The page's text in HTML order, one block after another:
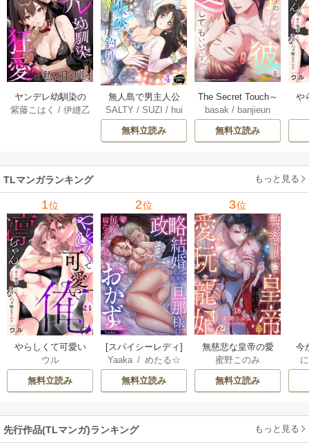
ヤンデレ幼馴染の
狂愛は私を甘く壊
ミ】 15巻
紫藤こはく / 伊縫乙
無人島で男主人公
を釣りました 4巻
SALTY / SUZI / hui
nttat
無料立読み
The Secret Touch～
年下の彼を愛して
もいいですか？～
【タテヨミ】 27巻
basak / banjieun
無料立読み
や
TLマンガランキング もっと見る
1位
やらしくて可愛い
俺の凛ちゃん。～
隣人後輩くんのイ
キすぎた執着にハ
ウル
無料立読み
2位
[スパイシーレディ]
政略結婚した塩対
応の旦那様は毎晩
寝たふりをした私
Yaaka/ めたる☆
ハニィ
無料立読み
3位
無慈悲な皇帝の愛
玩寵妃―おわらぬ
快楽、閨に響くは
乱れ声―
蜜野このみ
無料立読み
今
先行作品(TLマンガ)ランキング もっと見る